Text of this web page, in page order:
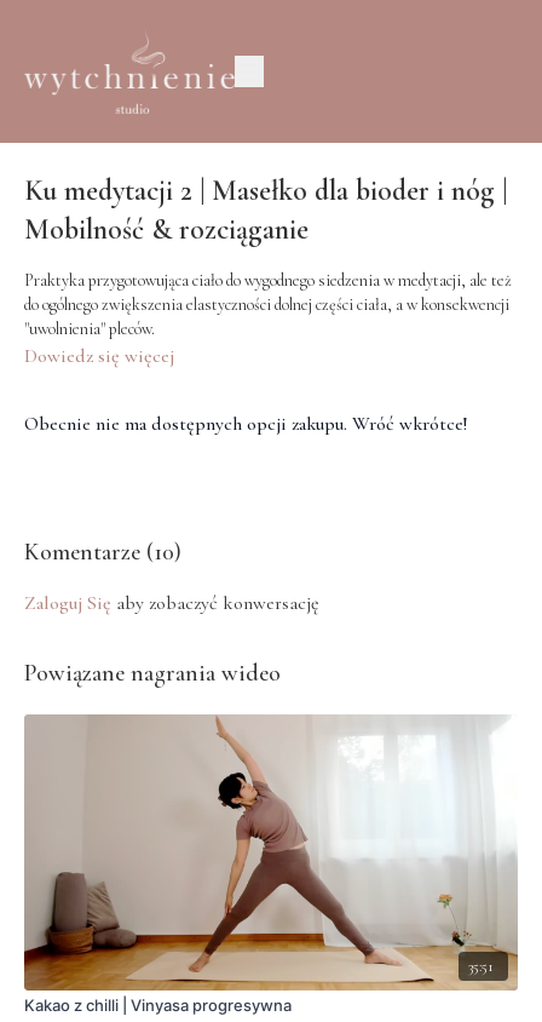
Ku medytacji 2 | Masełko dla bioder i nóg |
Mobilność & rozciąganie
Praktyka przygotowująca ciało do wygodnego siedzenia w medytacji, ale też
do ogólnego zwiększenia elastyczności dolnej części ciała, a w konsekwencji
"uwolnienia" pleców.
Dowiedz się więcej
Obecnie nie ma dostępnych opcji zakupu. Wróć wkrótce!
Komentarze (10)
Zaloguj Się aby zobaczyć konwersację
Powiązane nagrania wideo
35:51
Kakao z chilli | Vinyasa progresywna